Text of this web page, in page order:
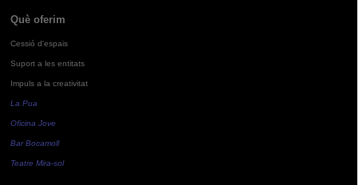
Què oferim
Cessió d'espais
Suport a les entitats
Impuls a la creativitat
La Pua
Oficina Jove
Bar Bocamoll
Teatre Mira-sol